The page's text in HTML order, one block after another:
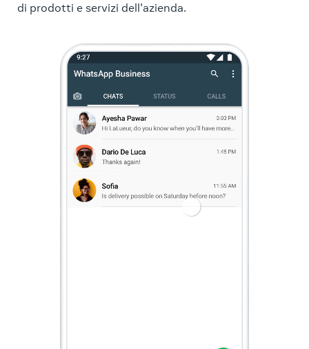
di prodotti e servizi dell'azienda.